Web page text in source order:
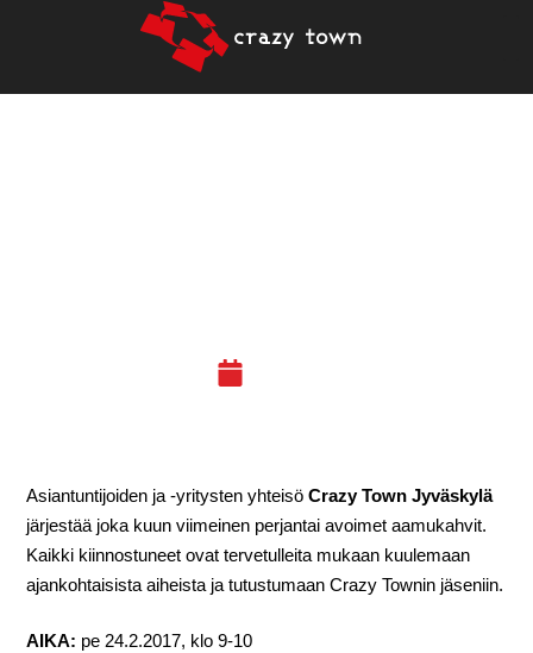
Asiantuntijoiden ja -yritysten yhteisöCrazy Town Jyväskylä
järjestää joka kuun viimeinen perjantai avoimet aamukahvit.
Kaikki kiinnostuneet ovat tervetulleita mukaan kuulemaan
ajankohtaisista aiheista ja tutustumaan Crazy Townin jäseniin.
AIKA: pe 24.2.2017, klo 9-10